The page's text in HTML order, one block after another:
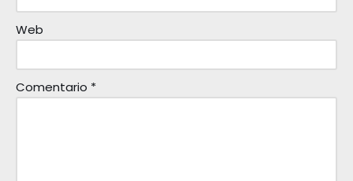
Web
Comentario *